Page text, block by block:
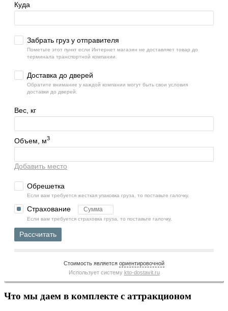
Куда
Забрать груз у отправителя
Пометьте этот пункт если Интернет магазин не доставляет товар до
терминала транспортной компании.
Доставка до дверей
Обратите внимание у каждой компании могут быть свои условия
доставки до дверей.
Вес, кг
Объем, м3
Добавить место
Обрешетка
Если вам требуется жесткая упаковка груза, то поставьте галочку.
Страхование
Если вам требуется страховка груза, то поставьте галочку.
Рассчитать
Стоимость является ориентировочной
Использует систему kto-dostavit.ru
Что мы даем в комплекте с аттракционом